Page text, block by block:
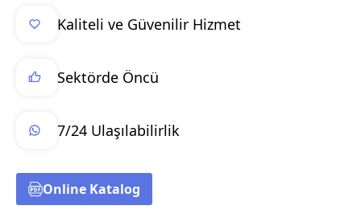
Kaliteli ve Güvenilir Hizmet
Sektörde Öncü
7/24 Ulaşılabilirlik
Online Katalog